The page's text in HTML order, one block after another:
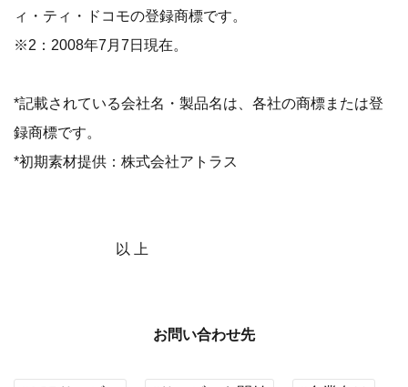
ィ・ティ・ドコモの登録商標です。
※2：2008年7月7日現在。
*記載されている会社名・製品名は、各社の商標または登
録商標です。
*初期素材提供：株式会社アトラス
以 上
お問い合わせ先